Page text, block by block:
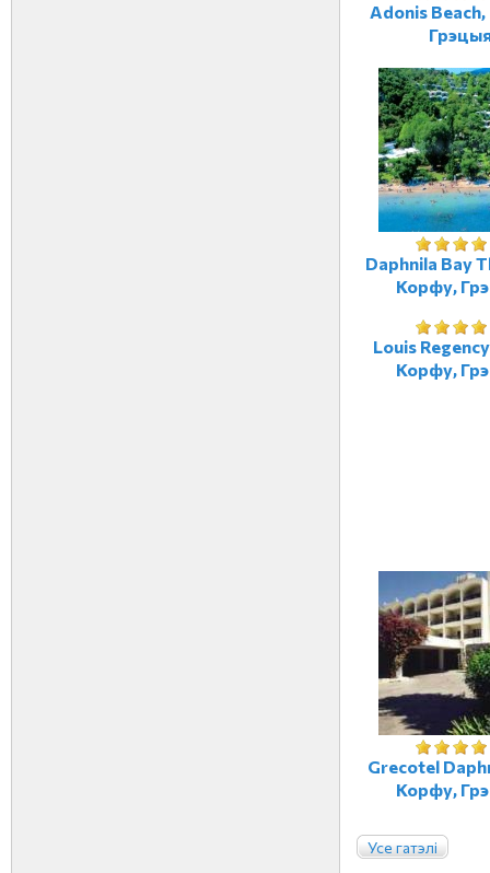
Adonis
Daphnila Bay
Корфу,
Louis
Корфу,
Grecotel
Корфу,
Усе гатэлі